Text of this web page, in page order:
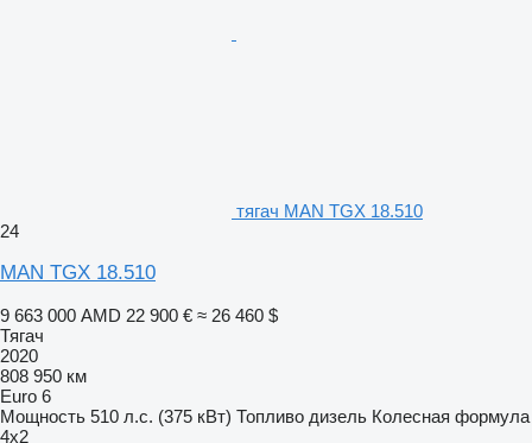
тягач MAN TGX 18.510
24
MAN TGX 18.510
9 663 000 AMD 22 900 € ≈ 26 460 $
Тягач
2020
808 950 км
Euro 6
Мощность 510 л.с. (375 кВт) Топливо дизель Колесная формула
4x2